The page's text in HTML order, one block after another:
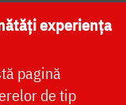
NAȚIONALĂ
experiența
pagină
de tip